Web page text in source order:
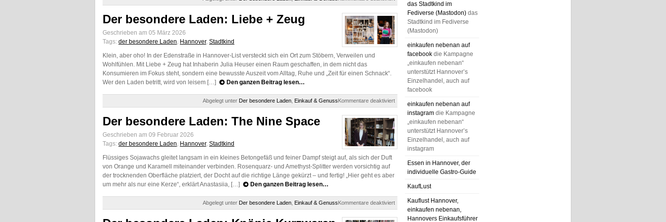
Der
besondere
Laden:
Majolie
botanische
Der besondere Laden: Liebe + Zeug
Geschrieben am 05 März 2026
Tags: der besondere Laden, Hannover, Stadtkind
Klein, aber oho! In der Edenstraße in Hannover-List versteckt sich ein Ort zum Stöbern, Verweilen und
Wohlfühlen. Mit Liebe + Zeug hat Inhaberin Julia Heuser einen Raum geschaffen, in dem nicht das
Konsumieren im Fokus steht, sondern eine bewusste Auszeit vom Alltag, Ruhe und „Zeit für einen Schnack“.
Wer den Laden betritt, wird von leisem […]
Den ganzen Beitrag lesen…
Abgelegt unter Der besondere Laden Einkauf & GenussKommentare deaktiviertfür
Der
besondere
Laden:
Der besondere Laden: The Nine Space
Geschrieben am 09 Februar 2026
Tags: der besondere Laden, Hannover, Stadtkind
Flüssiges Sojawachs gleitet langsam in ein kleines Betongefäß und feiner Dampf steigt auf, als sich der Duft
von Orange und Karamell miteinander verbinden. Rosenquarz- und Amethyst-Splitter werden vorsichtig auf
der trocknenden Oberfläche platziert, der Docht auf die richtige Länge gekürzt – und fertig! „Hier geht es aber
um mehr als nur eine Kerze“, erklärt Anastasiia, […]
Den ganzen Beitrag lesen…
Abgelegt unter Der besondere Laden Einkauf & GenussKommentare deaktiviertfür
Der
besondere
das Stadtkind im
Fediverse (Mastodon) das
Stadtkind im Fediverse
(Mastodon)
einkaufen nebenan auf
facebook die Kampagne
„einkaufen nebenan“
unterstützt Hannover’s
Einzelhandel, auch auf
facebook
einkaufen nebenan auf
instagram die Kampagne
„einkaufen nebenan“
unterstützt Hannover’s
Einzelhandel, auch auf
instagram
Essen in Hannover, der
individuelle Gastro-Guide
KaufLust
Kauflust Hannover,
einkaufen nebenan,
Hannovers Einkaufsführer